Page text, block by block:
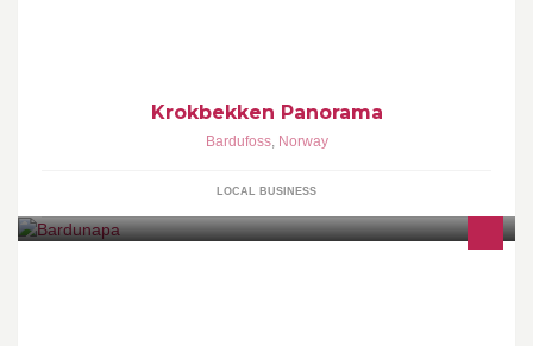
Krokbekken Panorama
Bardufoss, Norway
LOCAL BUSINESS